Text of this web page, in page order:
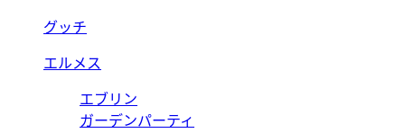
グッチ
エルメス
エブリン
ガーデンパーティ